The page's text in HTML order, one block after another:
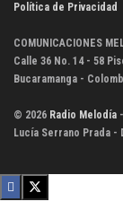
Política de Privacidad
COMUNICACIONES
Calle 36 No. 14 - 58
Bucaramanga -
© 2026 Radio Melodía
Lucía Serrano Prada -